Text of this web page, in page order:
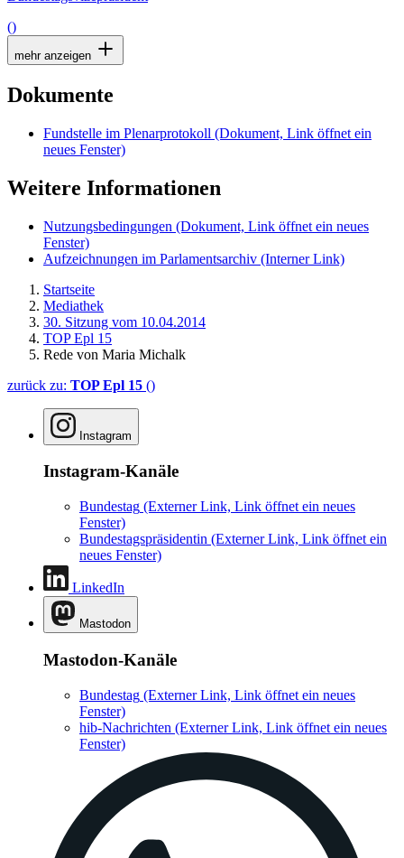
()
mehr anzeigen
Dokumente
Fundstelle im Plenarprotokoll (Dokument, Link öffnet ein
neues Fenster)
Weitere Informationen
Nutzungsbedingungen (Dokument, Link öffnet ein neues
Fenster)
Aufzeichnungen im Parlamentsarchiv (Interner Link)
Startseite
Mediathek
30. Sitzung vom 10.04.2014
TOP Epl 15
Rede von Maria Michalk
zurück zu: TOP Epl 15 ()
Instagram
Instagram-Kanäle
Bundestag (Externer Link, Link öffnet ein neues
Fenster)
Bundestagspräsidentin (Externer Link, Link öffnet ein
neues Fenster)
LinkedIn
Mastodon
Mastodon-Kanäle
Bundestag (Externer Link, Link öffnet ein neues
Fenster)
hib-Nachrichten (Externer Link, Link öffnet ein neues
Fenster)